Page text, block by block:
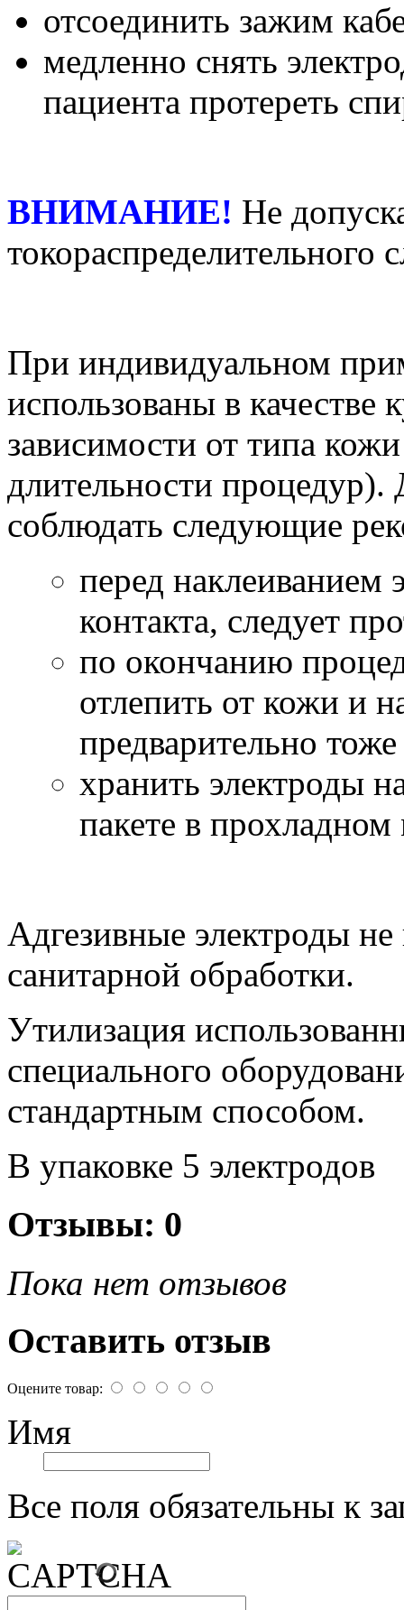
отсоединить зажим
медленно снять
пациента протереть
ВНИМАНИЕ! Не
токораспределительного
При индивидуальном
использованы в качестве
зависимости от типа
длительности процедур).
соблюдать следующие
перед наклеиванием
контакта, следует
по окончанию
отлепить от кожи и
предварительно
хранить электроды
пакете в прохладном
Адгезивные электроды
санитарной обработки.
Утилизация
специального
стандартным способом.
В упаковке 5 электродов
Отзывы: 0
Пока нет отзывов
Оставить отзыв
Оцените товар:
Имя
Все поля обязательны к